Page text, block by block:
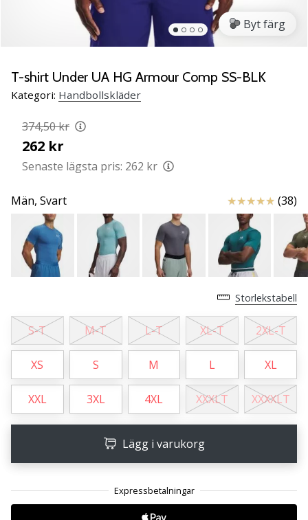
PUMA
NITRO
5
handbollsskorna!
Upptäck
tekniska
uppdateringarna
och
ta
reda
på
25. 11. 2024
1 min. läsning
Become
a
Brand
of
handball
Byt färg
T-shirt Under UA HG Armour Comp SS-BLK
Kategori: Handbollskläder
374,50 kr
262 kr
Senaste lägsta pris: 262 kr
Män, Svart Recensioner
(38)
Storlekstabell
S-T M-T L-T XL-T 2XL-T
XS S M L XL
XXL 3XL 4XL XXXLT XXXXLT
Lägg i varukorg